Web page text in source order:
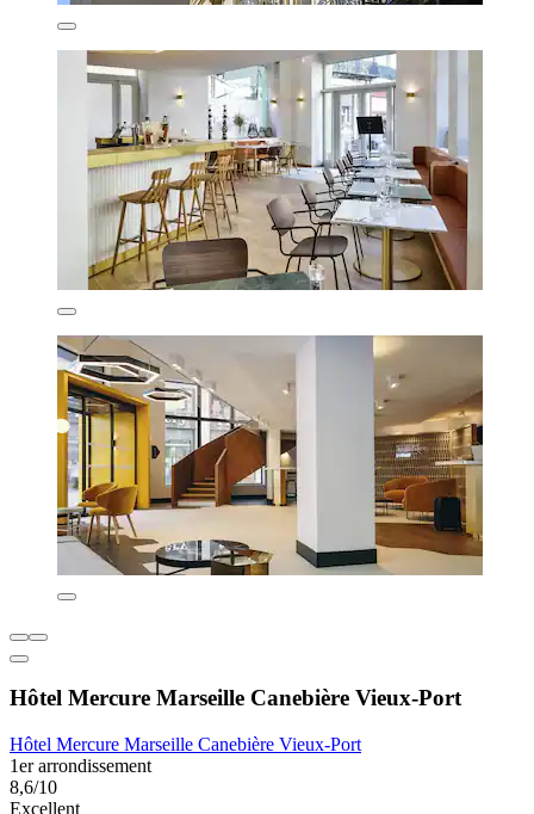
Hôtel Mercure Marseille Canebière Vieux-Port
Hôtel Mercure Marseille Canebière Vieux-Port
1er arrondissement
8,6/10
Excellent